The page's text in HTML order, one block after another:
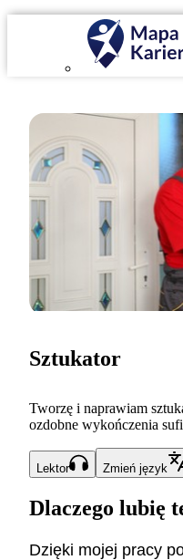
Sztukator
Tworzę i naprawiam
ozdobne wykończenia
Lektor Zmień język
Dlaczego lubię
Dzięki mojej pracy